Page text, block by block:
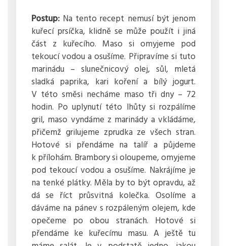
Postup:Na tento recept nemusí být jenom
kuřecí prsíčka, klidně se může použít i jiná
část z kuřecího. Maso si omyjeme pod
tekoucí vodou a osušíme. Připravíme si tuto
marinádu – slunečnicový olej, sůl, mletá
sladká paprika, kari koření a bílý jogurt.
V této směsi necháme maso tři dny – 72
hodin. Po uplynutí této lhůty si rozpálíme
gril, maso vyndáme z marinády a vkládáme,
přičemž grilujeme zprudka ze všech stran.
Hotové si přendáme na talíř a půjdeme
k přílohám. Brambory si oloupeme, omyjeme
pod tekoucí vodou a osušíme. Nakrájíme je
na tenké plátky. Měla by to být opravdu, až
dá se říct průsvitná kolečka. Osolíme a
dáváme na pánev s rozpáleným olejem, kde
opečeme po obou stranách. Hotové si
přendáme ke kuřecímu masu. A ještě tu